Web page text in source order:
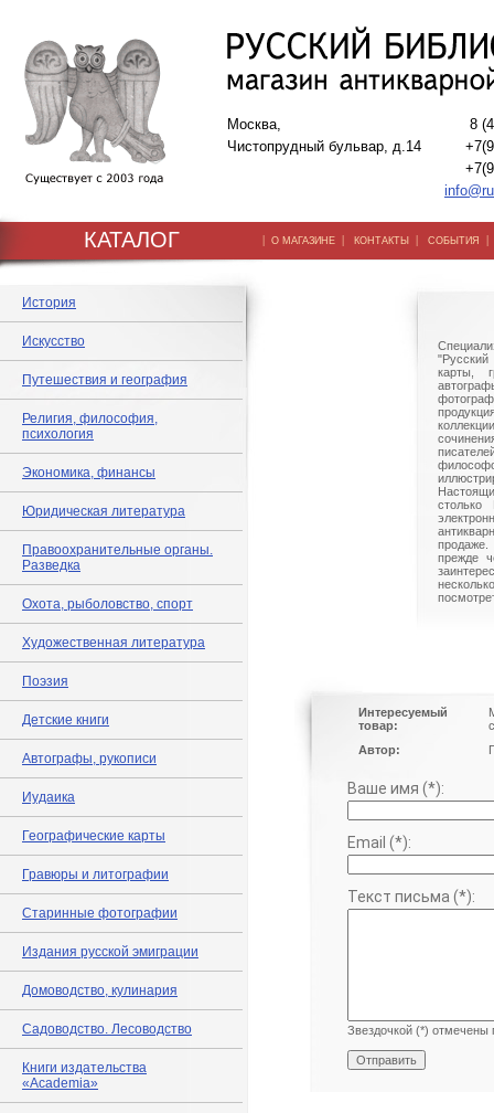
Москва,
Чистопрудный бульвар, д.14
8
КАТАЛОГ | О МАГАЗИНЕ | КОНТАКТЫ | СОБЫТИЯ
История
Искусство
Путешествия и география
Религия, философия,
психология
Экономика, финансы
Юридическая литература
Правоохранительные органы.
Разведка
Охота, рыболовство, спорт
Художественная литература
Поэзия
Детские книги
Автографы, рукописи
Иудаика
Географические карты
Гравюры и литографии
Старинные фотографии
Издания русской эмиграции
Домоводство, кулинария
Садоводство. Лесоводство
Книги издательства
«Academia»
"Русский
карты,
столько
прежде
Интересуемый
товар:
Автор:
Ваше имя (*):
Email (*):
Текст письма (*):
Звездочкой (*) отмечены